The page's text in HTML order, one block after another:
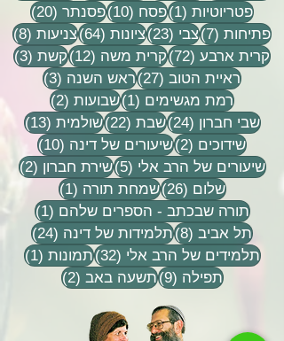
פטריוטיות (1) פוסט 1
פסח (10) 10 פוסטים
פסנתר (20)
20 פוסטים
פתיחות (7) 7 פוסטיםצבי (23) 23 פוסטים
ציונות (64) 64 פוסטים
צניעות (8)
8 פוסטים
קרית ארבע (72) 72 פוסטים
קרית משה (12) 12 פוסטים
קשת (3)
3 פוסטים
ראיית הטוב (27) 27 פוסטים
ראש השנה (3)
3 פוסטים
רמת מגשימים (1) פוסט 1
שבועות (2)
2 פוסטים
שבי חברון (24) 24 פוסטים
שבת (22) 22 פוסטים
שולמית (13)
13 פוסטים
שידוכים (2) 2 פוסטיםשיעורים של דינה (10)
10 פוסטים
שיעורים של הרב אלי (5) 5 פוסטיםשירת חברון (2)
2 פוסטים
שלום (26) 26 פוסטים
שמחת תורה (1)
פוסט 1
תורה שבכתב - הספרים שלהם (1)
פוסט 1
תל אביב (8) 8 פוסטיםתלמידות של דינה (24)
24 פוסטים
תלמידים של הרב אלי (32) 32 פוסטים
תמונות (1)
תפילה (9) 9 פוסטיםתשעה באב (2) 2 פוסטים